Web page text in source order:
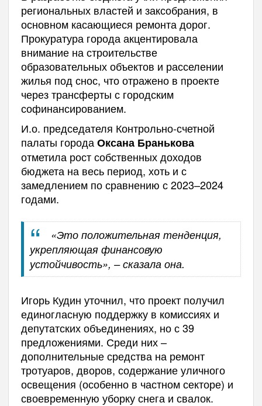
региональных властей и заксобрания, в
основном касающиеся ремонта дорог.
Прокуратура города акцентировала
внимание на строительстве
образовательных объектов и расселении
жилья под снос, что отражено в проекте
через трансферты с городским
софинансированием.
И.о. председателя Контрольно-счетной
палаты городаОксана Бранькова
отметила рост собственных доходов
бюджета на весь период, хоть и с
замедлением по сравнению с 2023–2024
годами.
«Это положительная тенденция,
укрепляющая финансовую
устойчивость», – сказала она.
Игорь Кудин уточнил, что проект получил
единогласную поддержку в комиссиях и
депутатских объединениях, но с 39
предложениями. Среди них –
дополнительные средства на ремонт
тротуаров, дворов, содержание уличного
освещения (особенно в частном секторе) и
своевременную уборку снега и свалок.